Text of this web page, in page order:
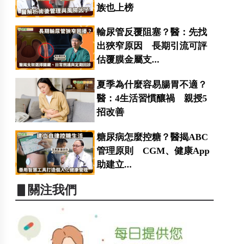
族也上榜
輸尿管反覆阻塞？醫：先找
出狹窄原因 長期引流可評
估覆膜金屬支...
夏季為什麼容易腸胃不適？
醫：4生活習慣釀禍 親授5
招改善
糖尿病怎麼控糖？醫揭ABC
管理原則 CGM、健康App
助建立...
▋關注我們